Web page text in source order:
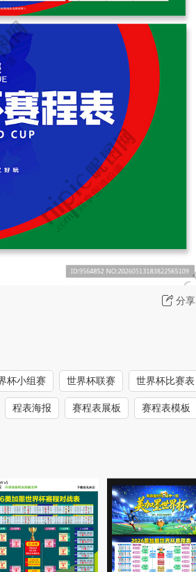
分享
杯小组赛 世界杯联赛 世界杯比赛表
程表海报 赛程表展板 赛程表模板